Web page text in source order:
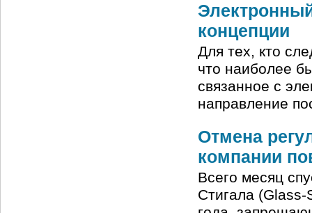
концепции
Для тех, кто
что наиболее
связанное с
направление
Отмена
компании
Всего месяц
Стигала